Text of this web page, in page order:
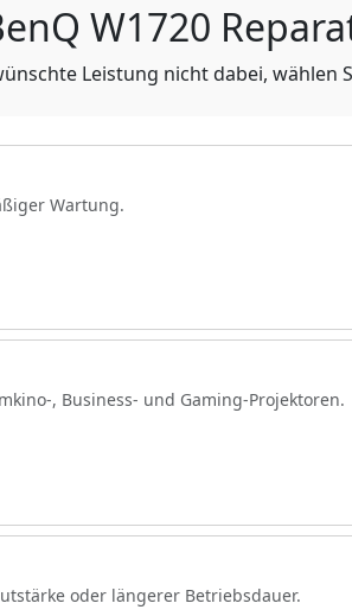
W1720
Leistung nicht dabei, wählen
Wartung.
, Business- und Gaming-Projektoren.
oder längerer Betriebsdauer.